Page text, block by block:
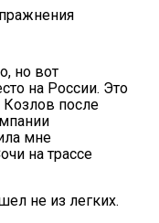
но вот
на России. Это
Козлов после
мне
на трассе
не из легких.